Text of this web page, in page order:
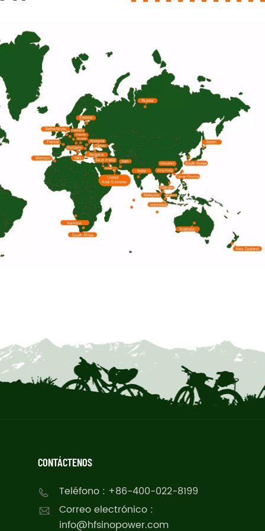
CONTÁCTENOS
Teléfono : +86-400-022-8199
Correo electrónico :
info@hfsinopower.com